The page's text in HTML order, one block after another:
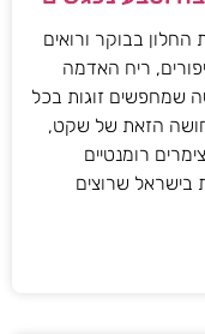
בבוקר ורואים
ריח האדמה
שמחפשים זוגות בכל
הזאת של שקט,
רומנטיים
בישראל שרוצים